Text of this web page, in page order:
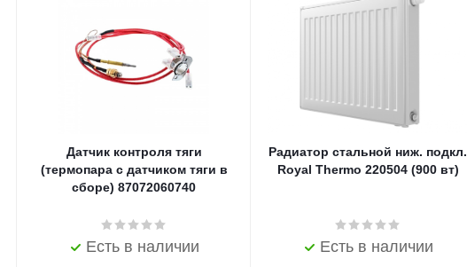
Датчик контроля тяги
(термопара с датчиком тяги в
сборе) 87072060740
Есть в наличии
Радиатор стальной ниж. подкл.
Royal Thermo 220504 (900 вт)
Есть в наличии